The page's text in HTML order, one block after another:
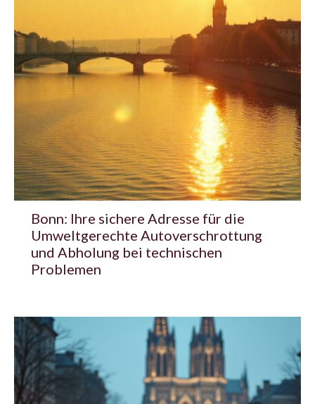
Bonn: Ihre sichere Adresse für die
Umweltgerechte Autoverschrottung
und Abholung bei technischen
Problemen